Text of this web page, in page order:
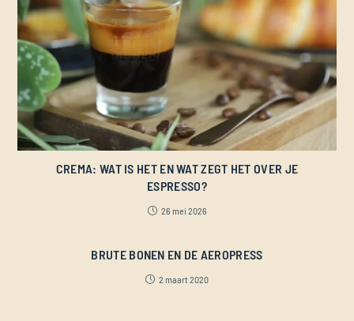
CREMA: WAT IS HET EN WAT ZEGT HET OVER JE
ESPRESSO?
26 mei 2026
BRUTE BONEN EN DE AEROPRESS
2 maart 2020